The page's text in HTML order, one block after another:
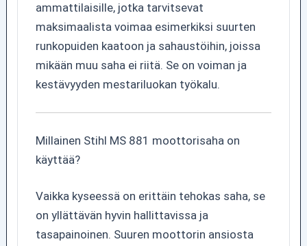
ammattilaisille, jotka tarvitsevat
maksimaalista voimaa esimerkiksi suurten
runkopuiden kaatoon ja sahaustöihin, joissa
mikään muu saha ei riitä. Se on voiman ja
kestävyyden mestariluokan työkalu.
Millainen Stihl MS 881 moottorisaha on
käyttää?
Vaikka kyseessä on erittäin tehokas saha, se
on yllättävän hyvin hallittavissa ja
tasapainoinen. Suuren moottorin ansiosta